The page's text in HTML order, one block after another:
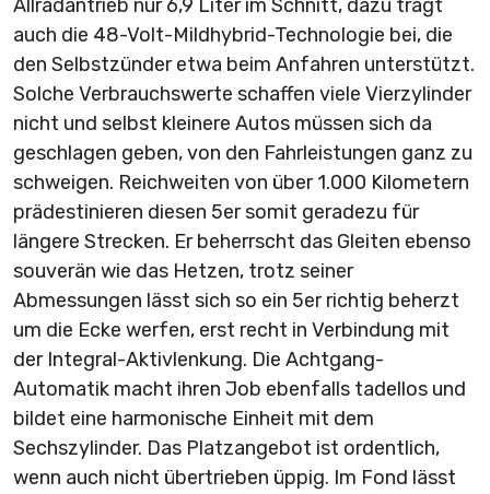
Allradantrieb nur 6,9 Liter im Schnitt, dazu trägt
auch die 48-Volt-Mildhybrid-Technologie bei, die
den Selbstzünder etwa beim Anfahren unterstützt.
Solche Verbrauchswerte schaffen viele Vierzylinder
nicht und selbst kleinere Autos müssen sich da
geschlagen geben, von den Fahrleistungen ganz zu
schweigen. Reichweiten von über 1.000 Kilometern
prädestinieren diesen 5er somit geradezu für
längere Strecken. Er beherrscht das Gleiten ebenso
souverän wie das Hetzen, trotz seiner
Abmessungen lässt sich so ein 5er richtig beherzt
um die Ecke werfen, erst recht in Verbindung mit
der Integral-Aktivlenkung. Die Achtgang-
Automatik macht ihren Job ebenfalls tadellos und
bildet eine harmonische Einheit mit dem
Sechszylinder. Das Platzangebot ist ordentlich,
wenn auch nicht übertrieben üppig. Im Fond lässt